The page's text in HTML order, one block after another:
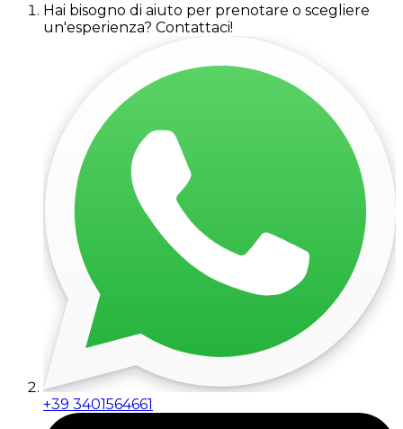
Hai bisogno di aiuto per prenotare o scegliere
un'esperienza? Contattaci!
+39 3401564661